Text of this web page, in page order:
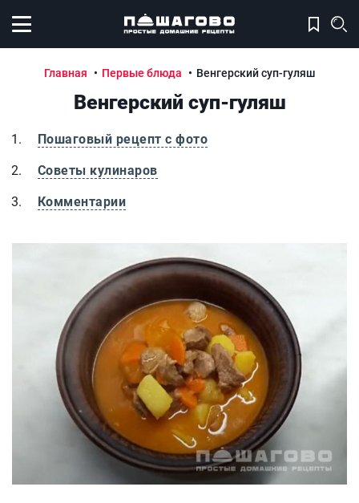
Открыть меню
Главная Первые блюда Венгерский суп-гуляш
Венгерский суп-гуляш
Пошаговый рецепт с фото
Советы кулинаров
Комментарии